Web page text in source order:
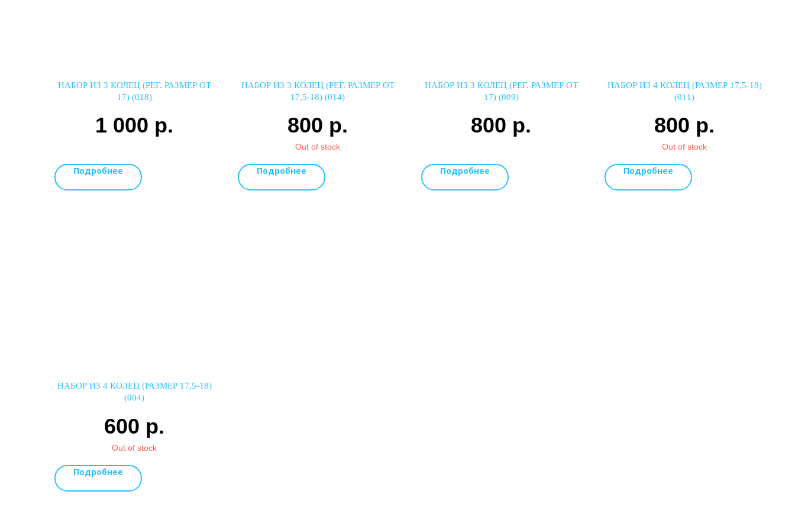
НАБОР ИЗ 3 КОЛЕЦ (РЕГ. РАЗМЕР ОТ
17) (018)
1 000 р.
Подробнее
НАБОР ИЗ 3 КОЛЕЦ (РЕГ. РАЗМЕР ОТ
17,5-18) (014)
800 р.
Out of stock
Подробнее
НАБОР ИЗ 3 КОЛЕЦ (РЕГ. РАЗМЕР ОТ
17) (009)
800 р.
Подробнее
НАБОР ИЗ 4 КОЛЕЦ (РАЗМЕР 17,5-18)
(011)
800 р.
Out of stock
Подробнее
НАБОР ИЗ 4 КОЛЕЦ (РАЗМЕР 17,5-18)
(004)
600 р.
Out of stock
Подробнее